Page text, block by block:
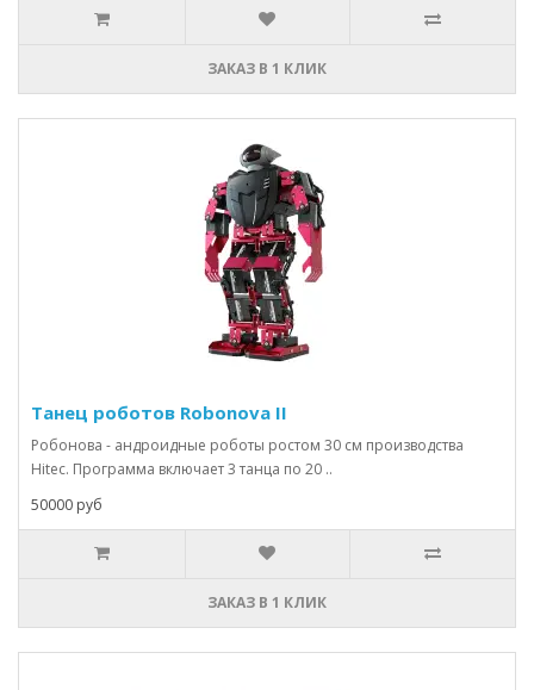
ЗАКАЗ В 1 КЛИК
Танец роботов Robonova II
Робонова - андроидные роботы ростом 30 см производства
Hitec. Программа включает 3 танца по 20 ..
50000 руб
ЗАКАЗ В 1 КЛИК